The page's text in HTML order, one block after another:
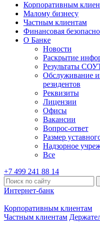
Корпоративным
Малому бизнесу
Частным клиентам
Финансовая
О Банке
Новости
Раскрытие
Результаты
Обслуживание
резидентов
Реквизиты
Лицензии
Офисы
Вакансии
Вопрос-ответ
Размер
Надзорное
Все
+7 499 241 88 14
Интернет-банк
Корпоративным клиентам
Частным клиентам